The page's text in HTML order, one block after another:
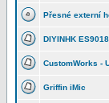
Přesné externí
DIYINHK
CustomWorks -
Griffin iMic